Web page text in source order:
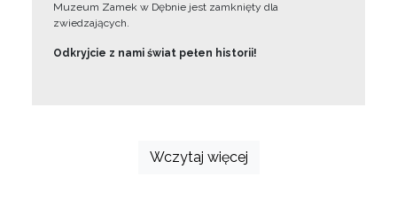
Muzeum Zamek w Dębnie jest zamknięty dla
zwiedzających.
Odkryjcie z nami świat pełen historii!
Wczytaj więcej